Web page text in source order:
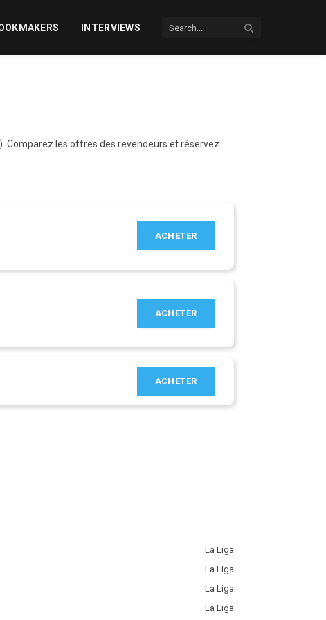
INTERVIEWS
Comparez les offres des revendeurs et réservez
ACHETER
ACHETER
ACHETER
La Liga
La Liga
La Liga
La Liga